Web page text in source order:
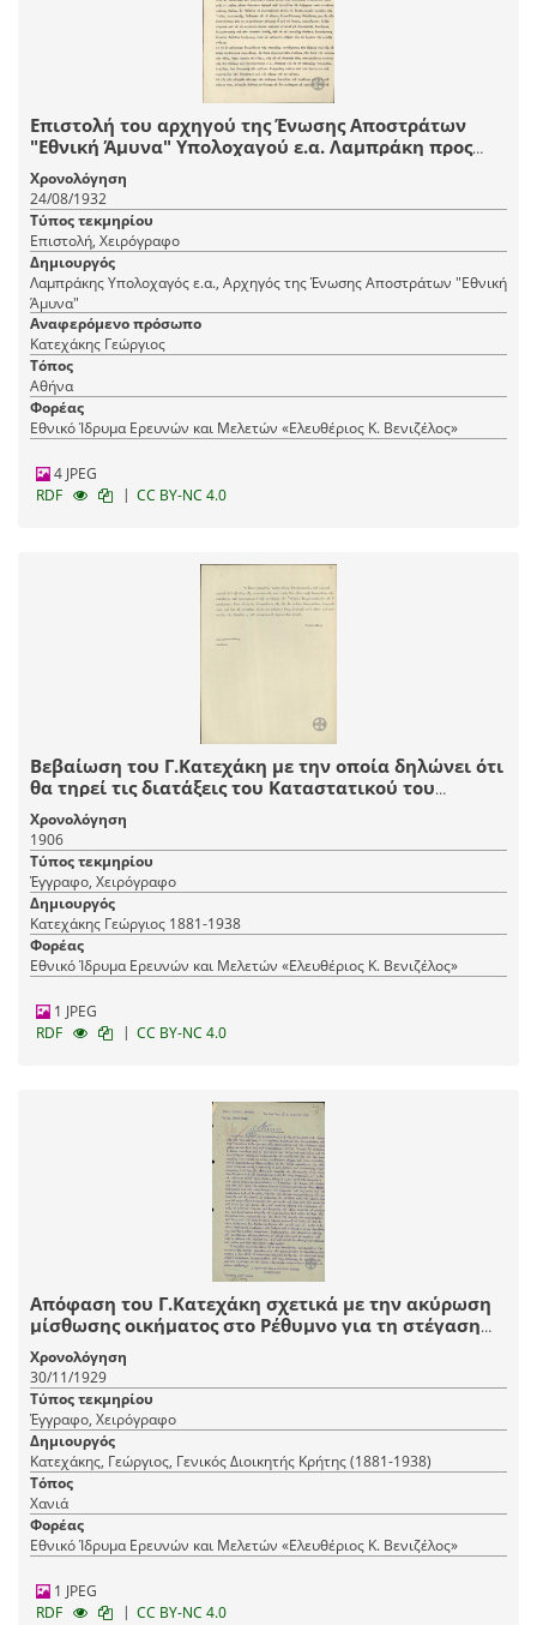
Επιστολή του αρχηγού της Ένωσης Αποστράτων
"Εθνική Άμυνα" Υπολοχαγού ε.α. Λαμπράκη προς
τον Γ.Κατεχάκη σχετικά με την πολεμική που
αντιμετωπίζει η ένωσή του.
Χρονολόγηση
24/08/1932
Τύπος τεκμηρίου
Επιστολή, Χειρόγραφο
Δημιουργός
Λαμπράκης Υπολοχαγός ε.α., Αρχηγός της Ένωσης Αποστράτων "Εθνική
Άμυνα"
Αναφερόμενο πρόσωπο
Κατεχάκης Γεώργιος
Τόπος
Αθήνα
Φορέας
Εθνικό Ίδρυμα Ερευνών και Μελετών «Ελευθέριος Κ. Βενιζέλος»
4 JPEG
RDF
| CC BY-NC 4.0
Βεβαίωση του Γ.Κατεχάκη με την οποία δηλώνει ότι
θα τηρεί τις διατάξεις του Καταστατικού του
Συνδέσμου Ελλήνων Αξιωματικών.
Χρονολόγηση
1906
Τύπος τεκμηρίου
Έγγραφο, Χειρόγραφο
Δημιουργός
Κατεχάκης Γεώργιος 1881-1938
Φορέας
Εθνικό Ίδρυμα Ερευνών και Μελετών «Ελευθέριος Κ. Βενιζέλος»
1 JPEG
RDF
| CC BY-NC 4.0
Απόφαση του Γ.Κατεχάκη σχετικά με την ακύρωση
μίσθωσης οικήματος στο Ρέθυμνο για τη στέγαση
υπηρεσιών Τ.Τ.Τ.
Χρονολόγηση
30/11/1929
Τύπος τεκμηρίου
Έγγραφο, Χειρόγραφο
Δημιουργός
Κατεχάκης, Γεώργιος, Γενικός Διοικητής Κρήτης (1881-1938)
Τόπος
Χανιά
Φορέας
Εθνικό Ίδρυμα Ερευνών και Μελετών «Ελευθέριος Κ. Βενιζέλος»
1 JPEG
RDF
| CC BY-NC 4.0